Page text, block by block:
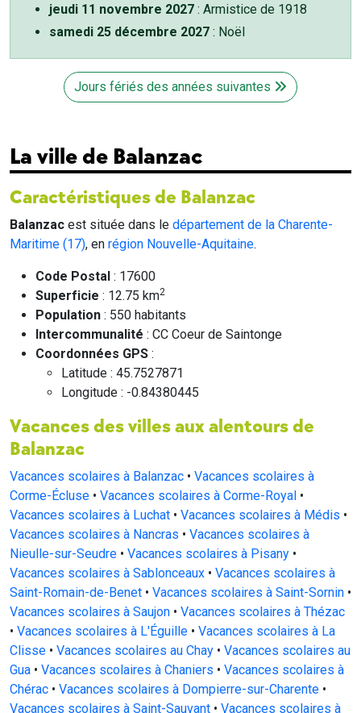
jeudi 11 novembre 2027 : Armistice de 1918
samedi 25 décembre 2027 : Noël
Jours fériés des années suivantes
La ville de Balanzac
Caractéristiques de Balanzac
Balanzac est située dans le département de la Charente-
Maritime (17), en région Nouvelle-Aquitaine.
Code Postal : 17600
Superficie : 12.75 km2
Population : 550 habitants
Intercommunalité : CC Coeur de Saintonge
Coordonnées GPS :
Latitude : 45.7527871
Longitude : -0.84380445
Vacances des villes aux alentours de
Balanzac
Vacances scolaires à Balanzac • Vacances scolaires à
Corme-Écluse • Vacances scolaires à Corme-Royal •
Vacances scolaires à Luchat • Vacances scolaires à Médis •
Vacances scolaires à Nancras • Vacances scolaires à
Nieulle-sur-Seudre • Vacances scolaires à Pisany •
Vacances scolaires à Sablonceaux • Vacances scolaires à
Saint-Romain-de-Benet • Vacances scolaires à Saint-Sornin •
Vacances scolaires à Saujon • Vacances scolaires à Thézac
• Vacances scolaires à L'Éguille • Vacances scolaires à La
Clisse • Vacances scolaires au Chay • Vacances scolaires au
Gua • Vacances scolaires à Chaniers • Vacances scolaires à
Chérac • Vacances scolaires à Dompierre-sur-Charente •
Vacances scolaires à Saint-Sauvant • Vacances scolaires à